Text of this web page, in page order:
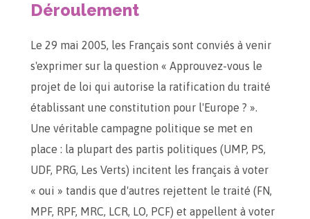
Déroulement
Le 29 mai 2005, les Français sont conviés à venir
s'exprimer sur la question « Approuvez-vous le
projet de loi qui autorise la ratification du traité
établissant une constitution pour l'Europe ? ».
Une véritable campagne politique se met en
place : la plupart des partis politiques (UMP, PS,
UDF, PRG, Les Verts) incitent les français à voter
« oui » tandis que d'autres rejettent le traité (FN,
MPF, RPF, MRC, LCR, LO, PCF) et appellent à voter